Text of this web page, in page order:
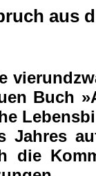
aus
Buch
Jahres
die